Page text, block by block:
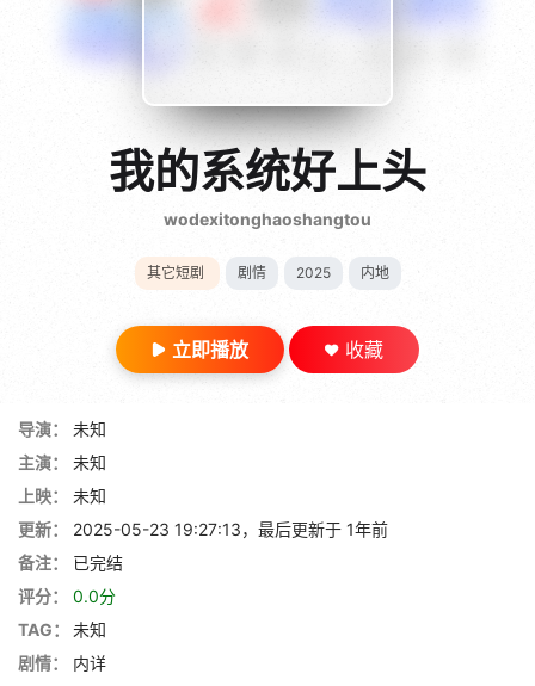
{if condition="$obj.vod_points
gt 0"}
28短剧
我的系统好上头
wodexitonghaoshangtou
其它短剧 剧情 2025 内地
立即播放 收藏
导演：
未知
主演：
未知
上映：
未知
更新：
2025-05-23 19:27:13，最后更新于 1年前
备注：
已完结
评分：
0.0分
TAG：
未知
剧情：
内详